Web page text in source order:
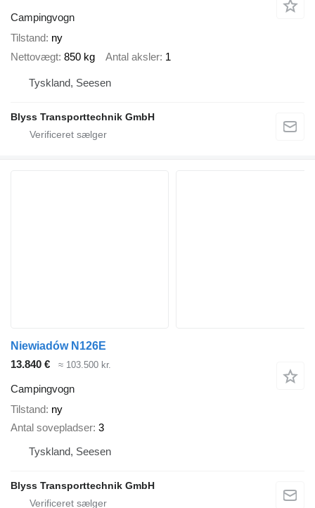
Campingvogn
Tilstand ny
Nettovægt 850 kg Antal aksler 1
Tyskland, Seesen
Blyss Transporttechnik GmbH
Niewiadów N126E
13.840 €
≈ 103.500 kr.
Campingvogn
Tilstand ny
Antal sovepladser 3
Tyskland, Seesen
Blyss Transporttechnik GmbH